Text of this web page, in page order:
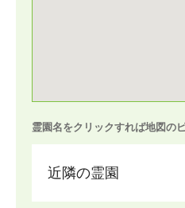
霊園名をクリックすれば地図の
近隣の霊園